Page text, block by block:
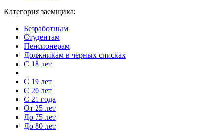
Категория заемщика:
Безработным
Студентам
Пенсионерам
Должникам в черных списках
С 18 лет
С 19 лет
С 20 лет
С 21 года
От 25 лет
До 75 лет
До 80 лет